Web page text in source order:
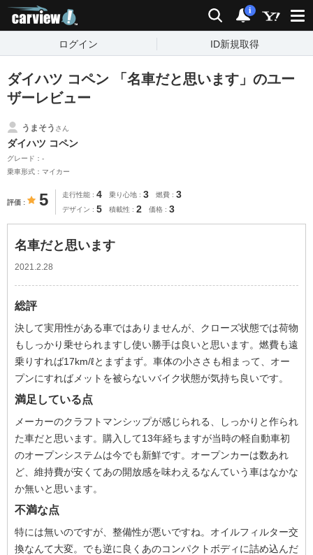
検索 通知
i
ログイン ID新規取得
ダイハツ コペン 「名車だと思います」のユー
ザーレビュー
うまそう さん
ダイハツ コペン
グレード：-
乗車形式：マイカー
評価 5 走行性能 4 乗り心地 3 燃費 3
デザイン 5 積載性 2 価格 3
名車だと思います
2021.2.28
総評
決して実用性がある車ではありませんが、クローズ状態では荷物
もしっかり乗せられますし使い勝手は良いと思います。燃費も遠
乗りすれば17km/ℓとまずまず。車体の小ささも相まって、オー
プンにすればメットを被らないバイク状態が気持ち良いです。
満足している点
メーカーのクラフトマンシップが感じられる、しっかりと作られ
た車だと思います。購入して13年経ちますが当時の軽自動車初
のオープンシステムは今でも新鮮です。オープンカーは数あれ
ど、維持費が安くてあの開放感を味わえるなんていう車はなかな
か無いと思います。
不満な点
特には無いのですが、整備性が悪いですね。オイルフィルター交
換なんて大変。でも逆に良くあのコンパクトボディに詰め込んだ